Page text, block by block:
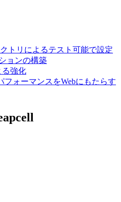
トリによるテスト可能で設定
ョンの構築
る強化
フォーマンスをWebにもたらす